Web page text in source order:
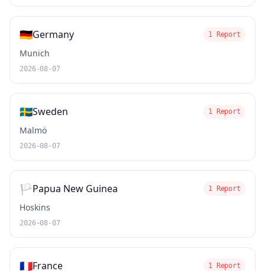
🇩🇪Germany 1 Report
Munich
2026-08-07
🇸🇪Sweden 1 Report
Malmö
2026-08-07
🏳️Papua New Guinea 1 Report
Hoskins
2026-08-07
🇫🇷France 1 Report